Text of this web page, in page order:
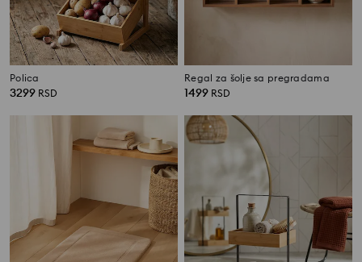
Polica
3299 RSD
Regal za šolje sa pregradama
1499 RSD